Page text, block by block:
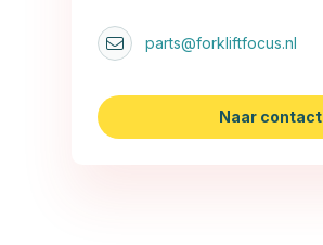
parts@forkliftfocus.nl
Naar contact